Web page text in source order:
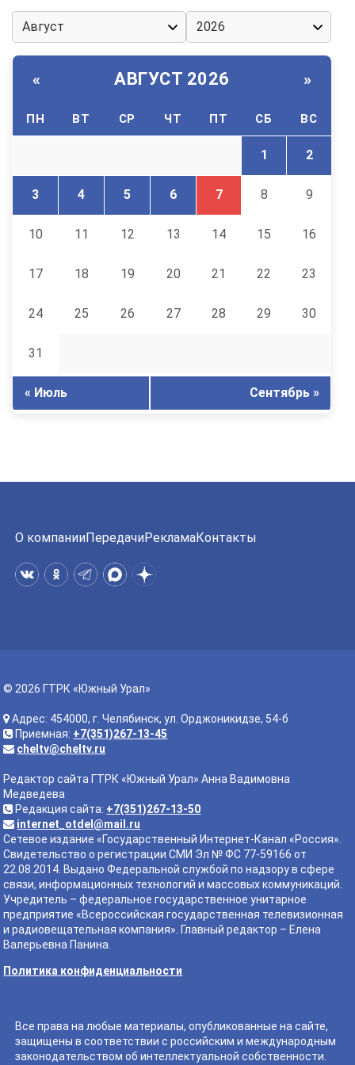
« АВГУСТ 2026 »
ПН ВТ СР ЧТ ПТ СБ ВС
1 2
3 4 5 6 7 8 9
10 11 12 13 14 15 16
17 18 19 20 21 22 23
24 25 26 27 28 29 30
31
« Июль Сентябрь »
О компанииПередачиРекламаКонтакты
© 2026 ГТРК «Южный Урал»
Адрес: 454000, г. Челябинск, ул. Орджоникидзе, 54-б
Приемная: +7(351)267-13-45
cheltv@cheltv.ru
Редактор сайта ГТРК «Южный Урал» Анна Вадимовна
Медведева
Редакция сайта: +7(351)267-13-50
internet_otdel@mail.ru
Сетевое издание «Государственный Интернет-Канал «Россия».
Свидетельство о регистрации СМИ Эл № ФС 77-59166 от
22.08.2014. Выдано Федеральной службой по надзору в сфере
связи, информационных технологий и массовых коммуникаций.
Учредитель – федеральное государственное унитарное
предприятие «Всероссийская государственная телевизионная
и радиовещательная компания». Главный редактор – Елена
Валерьевна Панина.
Политика конфиденциальности
Все права на любые материалы, опубликованные на сайте,
защищены в соответствии с российским и международным
законодательством об интеллектуальной собственности.